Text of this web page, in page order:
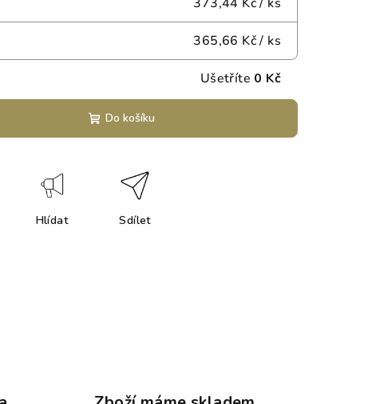
365,66 Kč/ ks
Ušetříte 0 Kč
Do košíku
Hlídat Sdílet